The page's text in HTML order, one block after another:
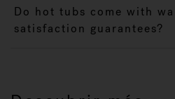
Do hot tubs come with
satisfaction guarantees?